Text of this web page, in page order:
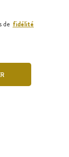
de fidélité